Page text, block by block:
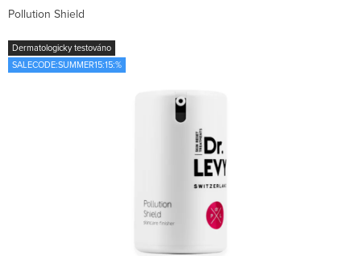
Pollution Shield
Dermatologicky testováno
SALECODE:SUMMER15:15:%